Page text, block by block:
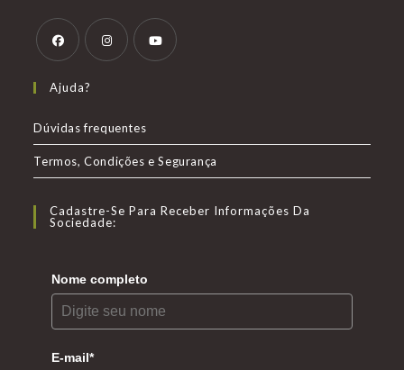
em
aba
em
nova
aba
aba
Ajuda?
Dúvidas frequentes
Termos, Condições e Segurança
Cadastre-Se Para Receber Informações Da
Sociedade:
Nome completo
E-mail*